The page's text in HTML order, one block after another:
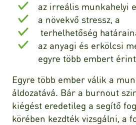
az irreális munkahelyi
a növekvő stressz, a
terhelhetőség
az anyagi és erkölcsi
egyre több embert
Egyre több ember válik a
áldozatává. Bár a burnout
kiégést eredetileg a segítő
körében kezdték vizsgálni, a